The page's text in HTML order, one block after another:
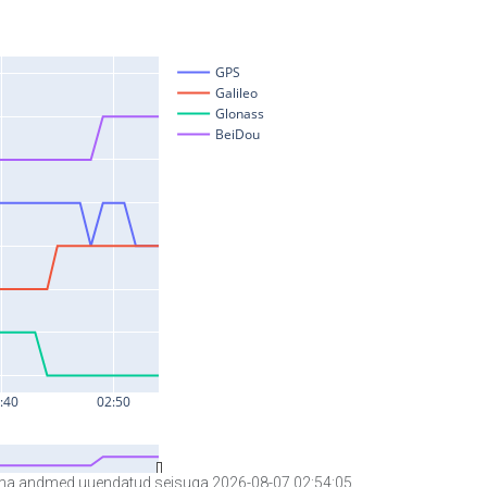
andmed uuendatud seisuga 2026-08-07 02:54:05